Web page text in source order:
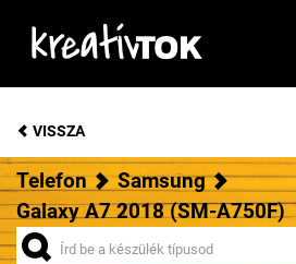
VISSZA
Telefon
Samsung
Galaxy A7 2018 (SM-A750F)